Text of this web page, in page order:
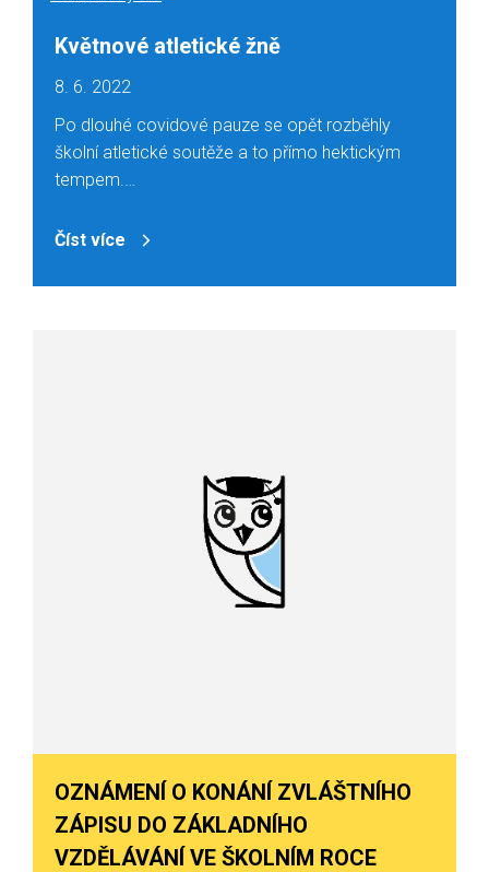
Květnové atletické žně
8. 6. 2022
Po dlouhé covidové pauze se opět rozběhly
školní atletické soutěže a to přímo hektickým
tempem.…
Číst více
OZNÁMENÍ O KONÁNÍ ZVLÁŠTNÍHO
ZÁPISU DO ZÁKLADNÍHO
VZDĚLÁVÁNÍ VE ŠKOLNÍM ROCE